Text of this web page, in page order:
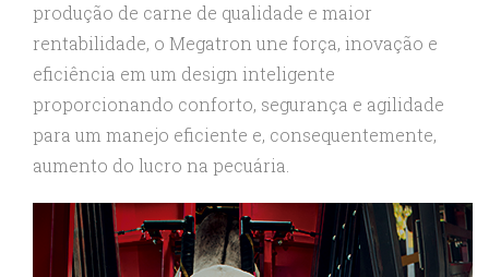
produção de carne de qualidade e maior
rentabilidade, o Megatron une força, inovação e
eficiência em um design inteligente
proporcionando conforto, segurança e agilidade
para um manejo eficiente e, consequentemente,
aumento do lucro na pecuária.